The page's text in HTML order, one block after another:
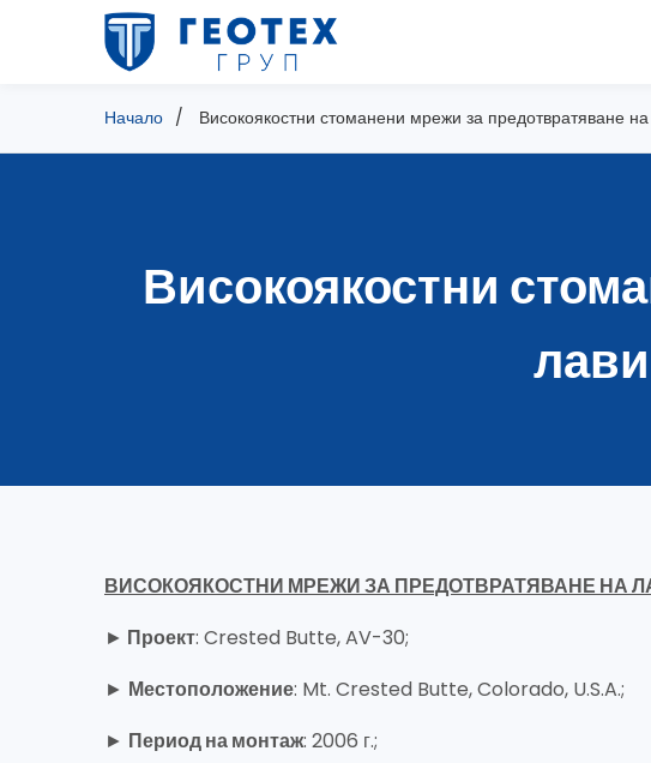
Начало Високоякостни стоманени мрежи за предотвратяване
Високоякостни
ВИСОКОЯКОСТНИ МРЕЖИ ЗА ПРЕДОТВРАТЯВАНЕ НА
► Проект: Crested Butte, AV-30;
► Местоположение: Mt. Crested Butte, Colorado, U.S.A.;
► Период на монтаж: 2006 г.;